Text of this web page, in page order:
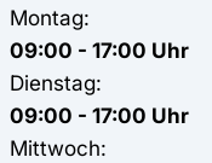
Montag:
09:00 - 17:00 Uhr
Dienstag:
09:00 - 17:00 Uhr
Mittwoch: